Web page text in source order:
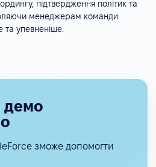
підтвердження політик та
менеджерам команди
упевненіше.
демо
зможе допомогти